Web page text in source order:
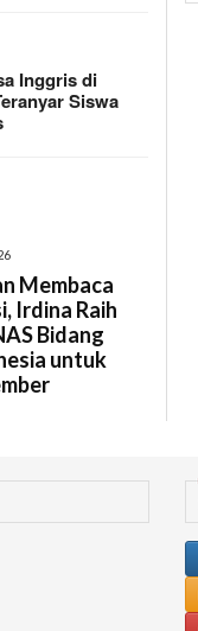
Inggris di
Siswa
Membaca
Irdina Raih
Bidang
untuk